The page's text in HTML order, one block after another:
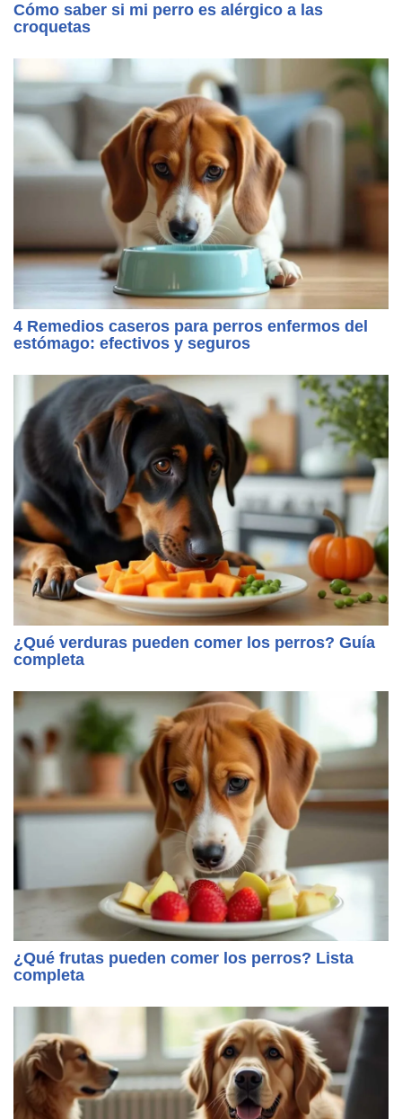
Cómo saber si mi perro es alérgico a las
croquetas
4 Remedios caseros para perros enfermos del
estómago: efectivos y seguros
¿Qué verduras pueden comer los perros? Guía
completa
¿Qué frutas pueden comer los perros? Lista
completa